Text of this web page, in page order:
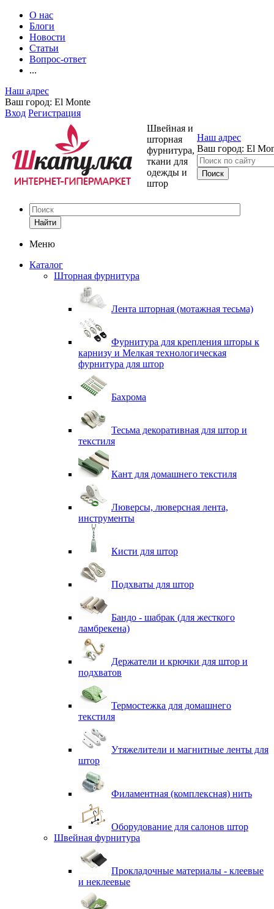
О нас
Блоги
Новости
Статьи
Вопрос-ответ
...
Наш адрес
Ваш город: El Monte
Вход Регистрация
Швейная и
шторная
фурнитура,
ткани для
одежды и
штор
Наш адрес
Ваш город: El
Найти
Меню
Каталог
Шторная фурнитура
Лента шторная (мотажная тесьма)
Фурнитура для крепления шторы к
карнизу и Мелкая технологическая
фурнитура для штор
Бахрома
Тесьма декоративная для штор и
текстиля
Кант для домашнего текстиля
Люверсы, люверсная лента,
инструменты
Кисти для штор
Подхваты для штор
Бандо - шабрак (для жесткого
ламбрекена)
Держатели и крючки для штор и
подхватов
Термостежка для домашнего
текстиля
Утяжелители и магнитные ленты для
штор
Филаментная (комплексная) нить
Оборудование для салонов штор
Швейная фурнитура
Прокладочные материалы - клеевые
и неклеевые